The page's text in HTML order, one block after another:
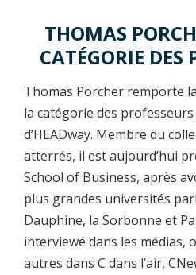
THOMAS
CATÉGORIE DES
Thomas Porcher remporte
la catégorie des
d’HEADway. Membre du
atterrés, il est aujourd’hui
School of Business, après
plus grandes universités
Dauphine, la Sorbonne et
interviewé dans les médias,
autres dans C dans l’air,